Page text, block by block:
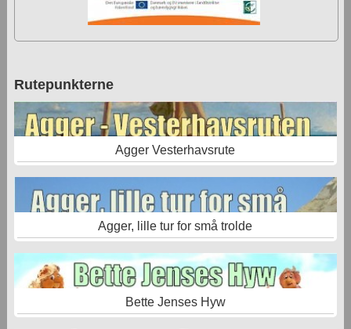
Rutepunkterne
Agger Vesterhavsrute
Agger, lille tur for små trolde
Bette Jenses Hyw